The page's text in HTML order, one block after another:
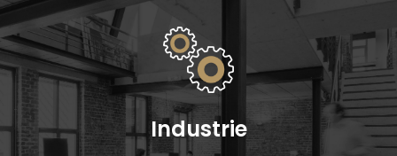
Industrie